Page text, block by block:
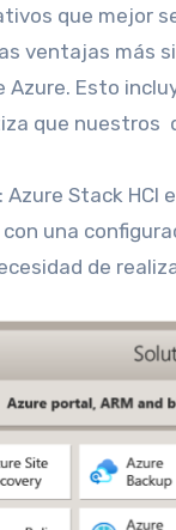
que mejor
ventajas más
Esto
que
: Azure Stack HCI
una
de